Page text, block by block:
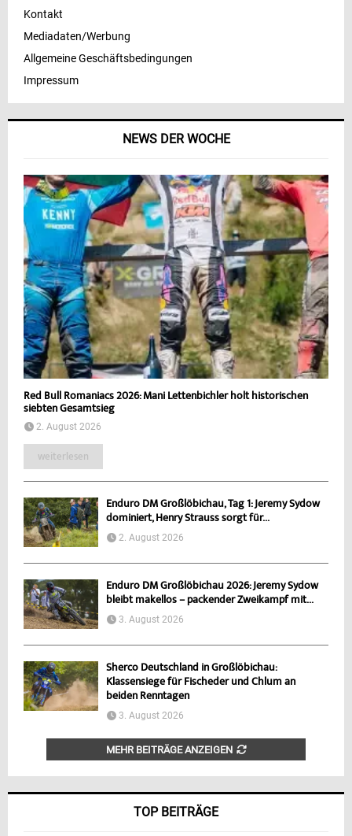
NEWS DER WOCHE
Red Bull Romaniacs 2026: Mani Lettenbichler holt historischen
siebten Gesamtsieg
2. August 2026
weiterlesen
Enduro DM Großlöbichau, Tag 1: Jeremy Sydow
dominiert, Henry Strauss sorgt für...
2. August 2026
Enduro DM Großlöbichau 2026: Jeremy Sydow
bleibt makellos – packender Zweikampf mit...
3. August 2026
Sherco Deutschland in Großlöbichau:
Klassensiege für Fischeder und Chlum an
beiden Renntagen
3. August 2026
MEHR BEITRÄGE ANZEIGEN
TOP BEITRÄGE
Kontakt
Mediadaten/Werbung
Allgemeine Geschäftsbedingungen
Impressum